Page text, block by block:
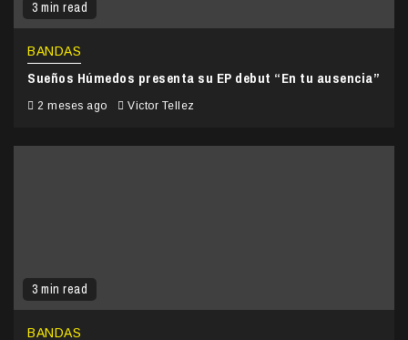
3 min read
BANDAS
Sueños Húmedos presenta su EP debut “En tu ausencia”
2 meses ago Victor Tellez
3 min read
BANDAS